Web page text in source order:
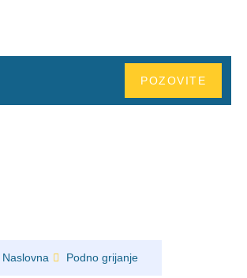
POZOVITE
Naslovna Podno grijanje